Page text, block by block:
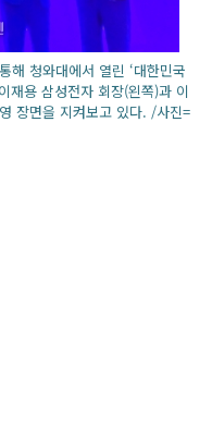
해 청와대에서 열린 ‘대한민국
재용 삼성전자 회장(왼쪽)과 이
장면을 지켜보고 있다. /사진=